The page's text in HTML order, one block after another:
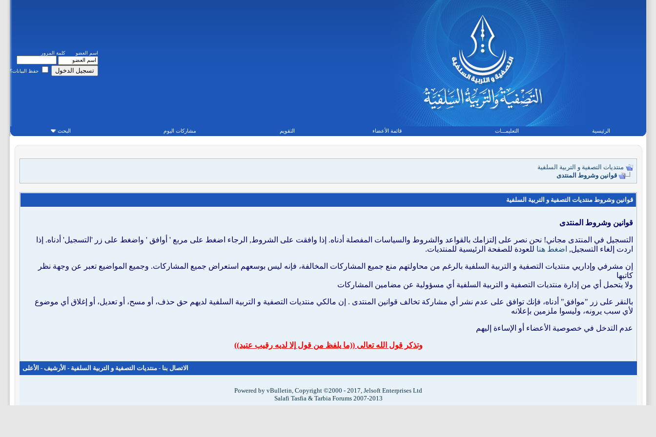
اسم العضو كلمة المرور
حفظ البيانات؟
الرئيسية التعليمـــات قائمة الأعضاء التقويم مشاركات اليوم البحث
منتديات التصفية و التربية السلفية
قوانين وشروط المنتدى
قوانين وشروط منتديات التصفية و التربية السلفية
قوانين وشروط المنتدى
التسجيل في المنتدى مجاني! نحن نصر على إلتزامك بالقواعد والشروط والسياسات المفصلة أدناه. إذا وافقت على الشروط, الرجاء اضغط على مربع ' أوافق ' واضغط على زر 'التسجيل' أدناه. إذا
اردت إلغاء التسجيل, اضغط هنا للعودة للصفحة الرئيسية للمنتديات.
إن مشرفي وإداريي منتديات التصفية و التربية السلفية بالرغم من محاولتهم منع جميع المشاركات المخالفة، فإنه ليس بوسعهم استعراض جميع المشاركات. وجميع المواضيع تعبر عن وجهة نظر
كاتبها
ولا يتحمل أي من إدارة منتديات التصفية و التربية السلفية أي مسؤولية عن مضامين المشاركات
بالنقر على زر "موافق" أدناه، فإنك توافق على عدم نشر أي مشاركة تخالف قوانين المنتدى . إن مالكي منتديات التصفية و التربية السلفية لديهم حق حذف، أو مسح، أو تعديل، أو إغلاق أي موضوع
لأي سبب يرونه، وليسوا ملزمين بإعلانه
عدم التدخل في خصوصية الأعضاء أو الإساءة إليهم
وتذكر قول الله تعالى ((ما يلفظ من قول إلا لديه رقيب عتيد))
الاتصال بنا - منتديات التصفية و التربية السلفية - الأرشيف - الأعلى
Powered by vBulletin, Copyright ©2000 - 2017, Jelsoft Enterprises Ltd
Salafi Tasfia & Tarbia Forums 2007-2013